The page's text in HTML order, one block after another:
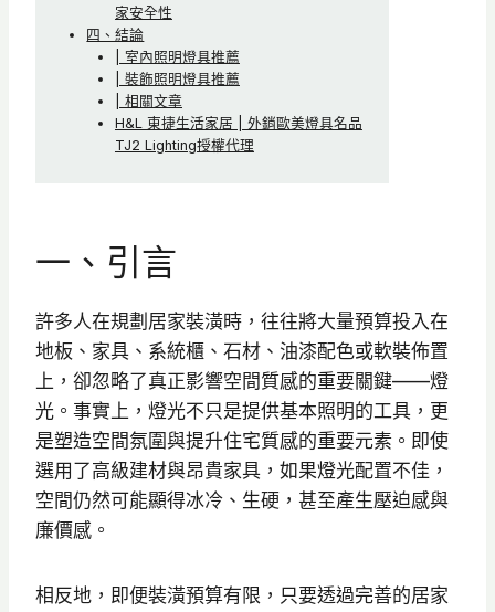
家安全性
四、結論
| 室內照明燈具推薦
| 裝飾照明燈具推薦
| 相關文章
H&L 東捷生活家居 | 外銷歐美燈具名品
TJ2 Lighting授權代理
一、引言
許多人在規劃居家裝潢時，往往將大量預算投入在
地板、家具、系統櫃、石材、油漆配色或軟裝佈置
上，卻忽略了真正影響空間質感的重要關鍵——燈
光。事實上，燈光不只是提供基本照明的工具，更
是塑造空間氛圍與提升住宅質感的重要元素。即使
選用了高級建材與昂貴家具，如果燈光配置不佳，
空間仍然可能顯得冰冷、生硬，甚至產生壓迫感與
廉價感。
相反地，即便裝潢預算有限，只要透過完善的居家